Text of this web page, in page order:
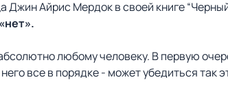
Джин Айрис Мердок в своей книге
любому человеку. В первую
все в порядке - может убедиться так